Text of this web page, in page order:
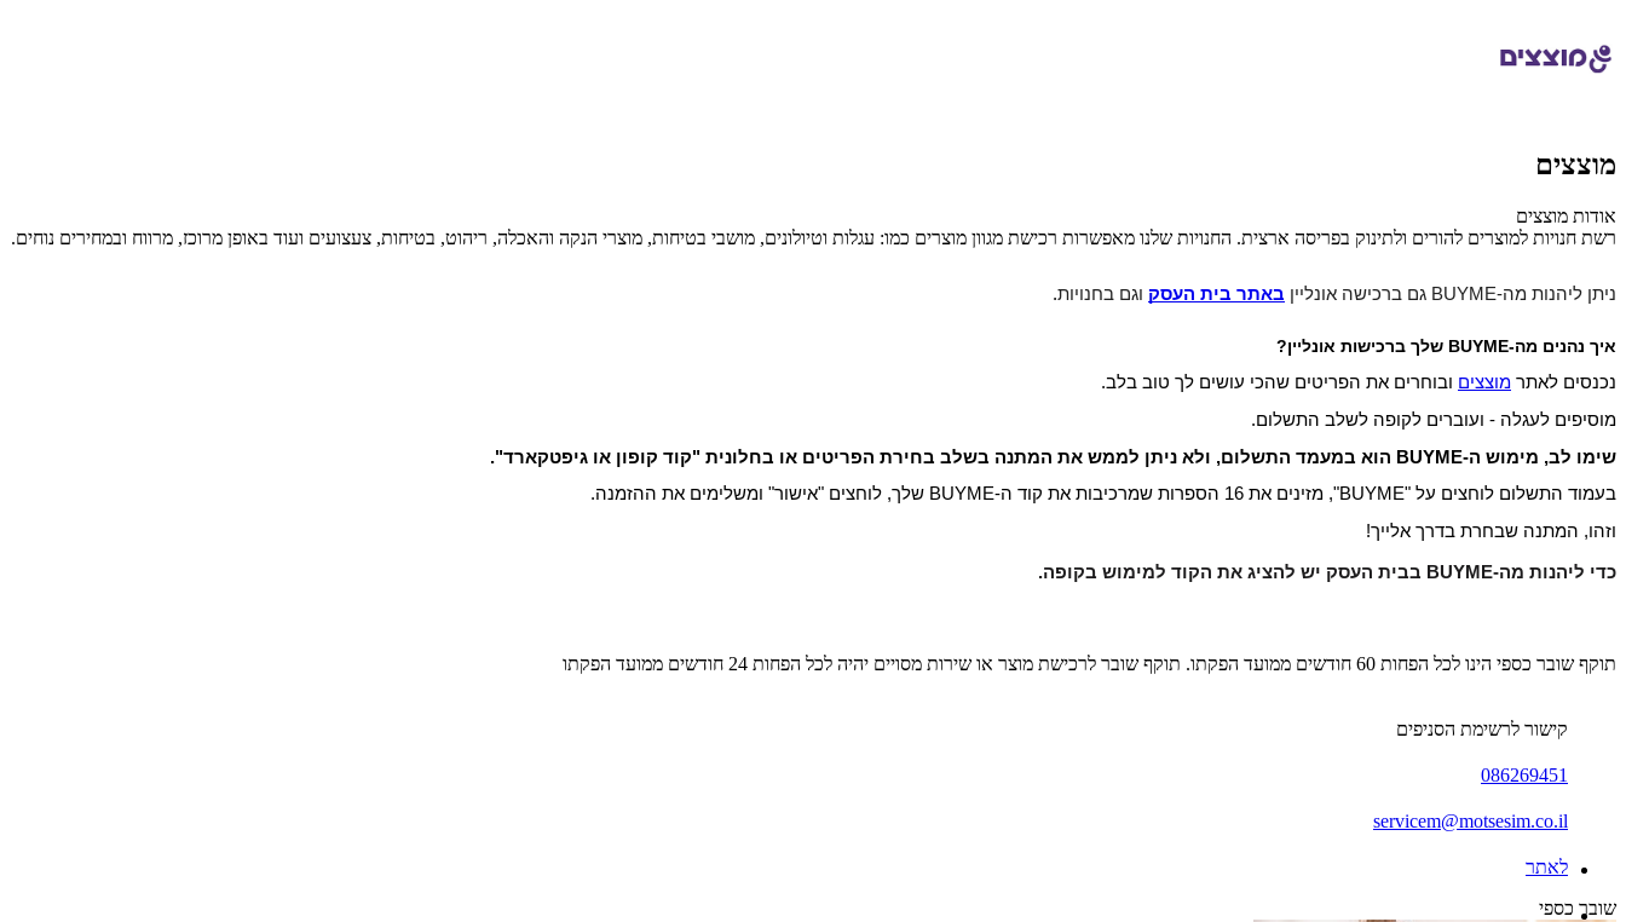
מוצצים
אודות מוצצים
רשת חנויות למוצרים להורים ולתינוק בפריסה ארצית. החנויות שלנו מאפשרות רכישת מגוון מוצרים כמו: עגלות וטיולונים, מושבי בטיחות, מוצרי הנקה והאכלה, ריהוט, בטיחות, צעצועים ועוד באופן מרוכז, מרווח ובמחירים נוחים.
ניתן ליהנות מה-BUYME גם ברכישה אונליין באתר בית העסק וגם בחנויות.
איך נהנים מה-BUYME שלך ברכישות אונליין?
נכנסים לאתר מוצצים ובוחרים את הפריטים שהכי עושים לך טוב בלב.
מוסיפים לעגלה - ועוברים לקופה לשלב התשלום.
שימו לב, מימוש ה-BUYME הוא במעמד התשלום, ולא ניתן לממש את המתנה בשלב בחירת הפריטים או בחלונית "קוד קופון או גיפטקארד".
בעמוד התשלום לוחצים על "BUYME", מזינים את 16 הספרות שמרכיבות את קוד ה-BUYME שלך, לוחצים "אישור" ומשלימים את ההזמנה.
וזהו, המתנה שבחרת בדרך אלייך!
כדי ליהנות מה-BUYME בבית העסק יש להציג את הקוד למימוש בקופה.
תוקף שובר כספי הינו לכל הפחות 60 חודשים ממועד הפקתו. תוקף שובר לרכישת מוצר או שירות מסויים יהיה לכל הפחות 24 חודשים ממועד הפקתו
קישור לרשימת הסניפים
086269451
servicem@motsesim.co.il
לאתר
שובר כספי